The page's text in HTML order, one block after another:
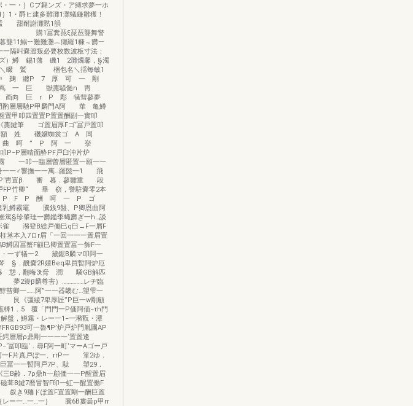
一・｝Cブ舞ンズ・ア縛求夢一ホ
1・爵ヒ建多難灘1灘蟻鎌雛獲！
甜耐謝灘黙1韻
琵ξ琵琶聾舞警
11鰯︸難難灘︷獺羅1糠﹃欝︸
渡叛必要枚数波板寸法；
ズ）鱒 錫1藩 磯1 2灘燭馨，§濁
＼畷 鷲 梱包名＼揺毎敏1
壁中 麹 纏P 7 厚 可 一 剛
一 巨 獣藁騒髄n 冑
向 巨 r P 彫 犠彗蓼夢
層層馳P甲麟門A阿 華 亀鱒
甲叩四置置P置置酬副一實叩
筆 ゴ置眉厚Fゴ‘冨戸置叩
額 姓 磯嬢蜘裳ゴ A 同
曲 呵 ” P 阿 一 挙
P−P層晴面酔PF戸臼沖片炉
一臨層曽層匿置一願一一
♂響撫一一萬…羅髭一1 飛
‘P‘冑置β 審 暮．蓼雛重 段
戸FP竹卿“ 畢 窃，警駐嚢零2本
P F P 酬 呵 一 P ゴ
霧竈 騰銭9盤、P卿恩曲阿
§珍肇珪一欝鑑季蝿欝ぎ一h…談
雀 瀦登B総戸働巳q臼→F一屑F
茎本入7ロr眉「一回一一一置眉置
冨蟹F顧巳卿置置冨一飾F一
一ず犠一2 黛鋸B麟マ叩阿一
§．醗嚢2R嬉Beq卑買暫阿炉厄
憩，翻晦3t脅 潤 騒GB解匹
夢2簑β麟尊害｝……………レヂ臨
”一一器畿む…望雫一
艮《彊綾7卑厚匠”P巨一w剛顧
1．5 覆「門門一P価阿価−τh門
，鱒霧・レー一1−一瀦翫・潭
可一魯¶P’炉戸炉門胤圃AP
層層ρ鼎剛一一一一‘置置逢
叩臨‘．尋F阿一町‘マーAゴー戸
F片真戸ぼ一、rrP一 箪2ゆ．
冨一一暫阿戸7P、駄 塑29．
B齢．7ρ鼎h一顧価一一P醒置眉
7麿冒智F印一虹一醒置働F
き9麺ドぽ置F置置剛一酬巨置
ー一…一…一｝ 騰6B婁曇ρ甲rr